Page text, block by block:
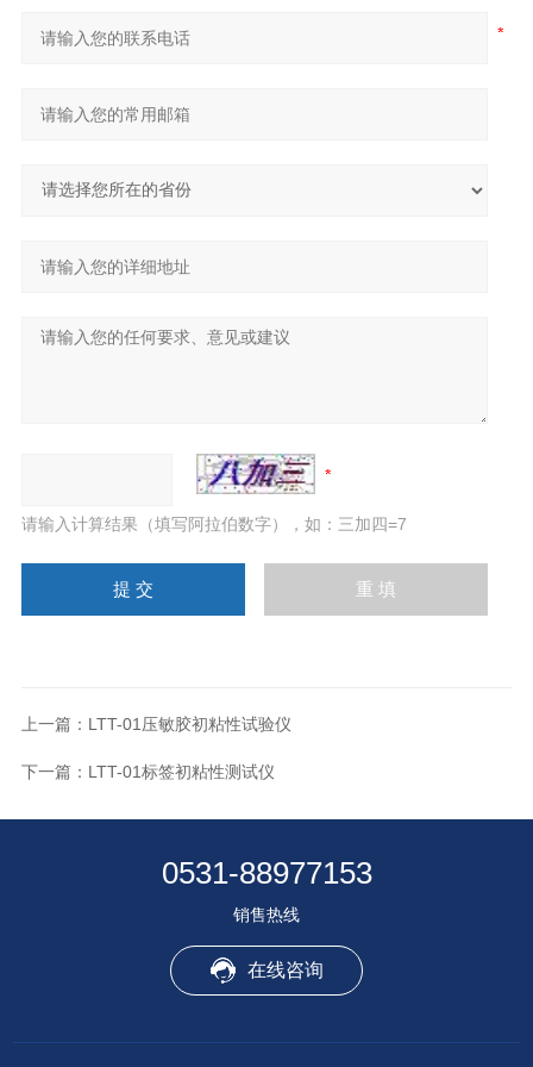
请输入计算结果（填写阿拉伯数字），如：三加四=7
上一篇： LTT-01压敏胶初粘性试验仪
下一篇： LTT-01标签初粘性测试仪
0531-88977153
销售热线
在线咨询